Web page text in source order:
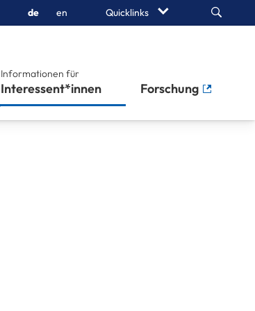
de en Quicklinks Search
Informationen für
Interessent*innen Forschung